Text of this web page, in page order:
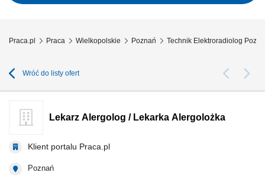
weryfikacja pozycji terapeutycznej...
Praca.pl Praca Wielkopolskie Poznań Technik Elektroradiolog
Wróć do listy ofert
Lekarz Alergolog / Lekarka Alergolożka
Klient portalu Praca.pl
Poznań